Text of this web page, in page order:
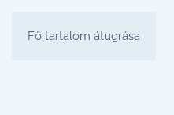
Fő tartalom átugrása